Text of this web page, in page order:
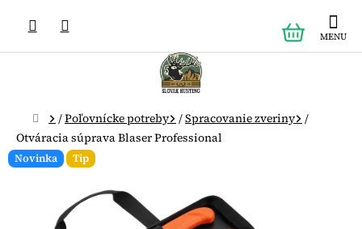
obsah
KOŠÍK
Domov
/Poľovnícke potreby /Spracovanie zveriny /
Otváracia súprava Blaser Professional
Novinka Tip